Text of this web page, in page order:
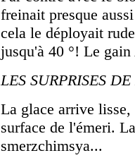
freinait presque
cela le déployait
jusqu'à 40 °! Le
LES SURPRISES
La glace arrive
surface de l'émeri.
smerzchimsya...